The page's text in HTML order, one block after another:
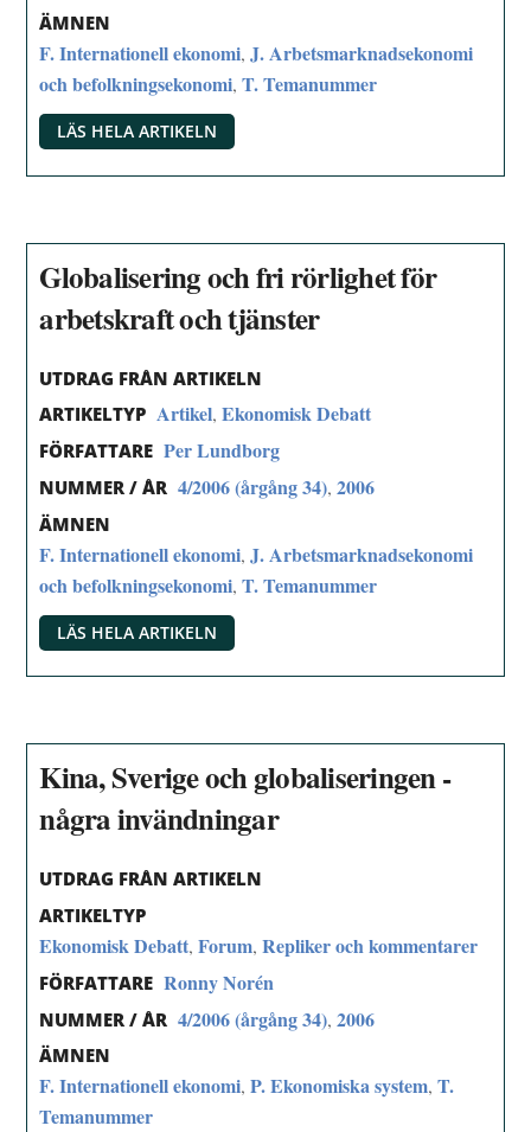
ÄMNEN
F. Internationell ekonomi,J. Arbetsmarknadsekonomi
och befolkningsekonomi,T. Temanummer
LÄS HELA ARTIKELN
Globalisering och fri rörlighet för
arbetskraft och tjänster
UTDRAG FRÅN ARTIKELN
ARTIKELTYP Artikel,Ekonomisk Debatt
FÖRFATTARE Per Lundborg
NUMMER / ÅR 4/2006 (årgång 34),2006
ÄMNEN
F. Internationell ekonomi,J. Arbetsmarknadsekonomi
och befolkningsekonomi,T. Temanummer
LÄS HELA ARTIKELN
Kina, Sverige och globaliseringen -
några invändningar
UTDRAG FRÅN ARTIKELN
ARTIKELTYP
Ekonomisk Debatt,Forum,Repliker och kommentarer
FÖRFATTARE Ronny Norén
NUMMER / ÅR 4/2006 (årgång 34),2006
ÄMNEN
F. Internationell ekonomi,P. Ekonomiska system,T.
Temanummer